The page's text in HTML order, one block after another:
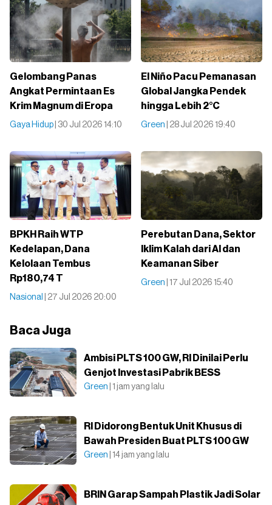
Gelombang Panas
Angkat Permintaan Es
Krim Magnum di Eropa
Gaya Hidup | 30 Jul 2026 14:10
El Niño Pacu Pemanasan
Global Jangka Pendek
hingga Lebih 2°C
Green | 28 Jul 2026 19:40
BPKH Raih WTP
Kedelapan, Dana
Kelolaan Tembus
Rp180,74 T
Nasional | 27 Jul 2026 20:00
Perebutan Dana, Sektor
Iklim Kalah dari AI dan
Keamanan Siber
Green | 17 Jul 2026 15:40
Baca Juga
Ambisi PLTS 100 GW, RI Dinilai Perlu
Genjot Investasi Pabrik BESS
Green | 1 jam yang lalu
RI Didorong Bentuk Unit Khusus di
Bawah Presiden Buat PLTS 100 GW
Green | 14 jam yang lalu
BRIN Garap Sampah Plastik Jadi Solar